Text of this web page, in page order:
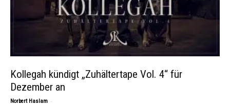
Kollegah kündigt „Zuhältertape Vol. 4“ für
Dezember an
Norbert Haslam -